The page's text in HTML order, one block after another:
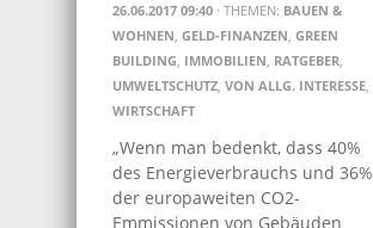
26.06.2017 09:40 · THEMEN: BAUEN &
WOHNEN, GELD-FINANZEN, GREEN
BUILDING, IMMOBILIEN, RATGEBER,
UMWELTSCHUTZ, VON ALLG. INTERESSE,
WIRTSCHAFT
„Wenn man bedenkt, dass 40%
des Energieverbrauchs und 36%
der europaweiten CO2-
Emmissionen von Gebäuden